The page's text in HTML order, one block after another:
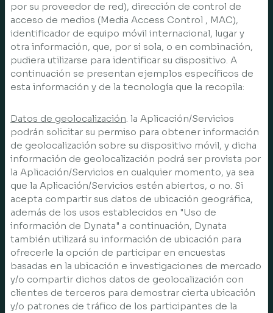
por su proveedor de red), dirección de control de
acceso de medios (Media Access Control , MAC),
identificador de equipo móvil internacional, lugar y
otra información, que, por si sola, o en combinación,
pudiera utilizarse para identificar su dispositivo. A
continuación se presentan ejemplos específicos de
esta información y de la tecnología que la recopila:
Datos de geolocalización. la Aplicación/Servicios
podrán solicitar su permiso para obtener información
de geolocalización sobre su dispositivo móvil, y dicha
información de geolocalización podrá ser provista por
la Aplicación/Servicios en cualquier momento, ya sea
que la Aplicación/Servicios estén abiertos, o no. Si
acepta compartir sus datos de ubicación geográfica,
además de los usos establecidos en "Uso de
información de Dynata" a continuación, Dynata
también utilizará su información de ubicación para
ofrecerle la opción de participar en encuestas
basadas en la ubicación e investigaciones de mercado
y/o compartir dichos datos de geolocalización con
clientes de terceros para demostrar cierta ubicación
y/o patrones de tráfico de los participantes de la